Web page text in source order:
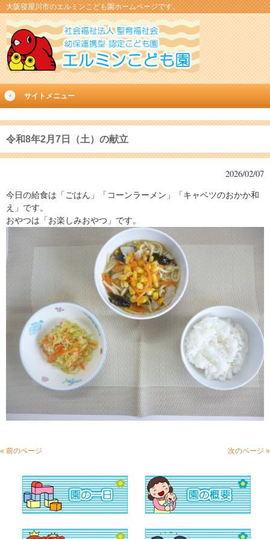
大阪寝屋川市のエルミンこども園ホームページです。
サイトメニュー
令和8年2月7日（土）の献立
2026/02/07
今日の給食は「ごはん」「コーンラーメン」「キャベツのおかか和
え」です。
おやつは「お楽しみおやつ」です。
« 前のページ 次のページ »